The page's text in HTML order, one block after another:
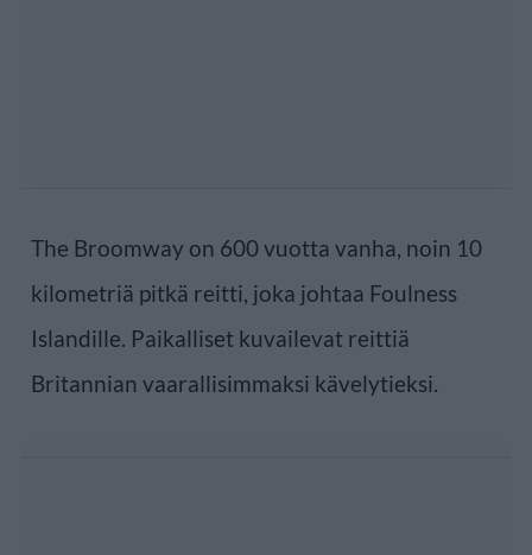
The Broomway on 600 vuotta vanha, noin 10
kilometriä pitkä reitti, joka johtaa Foulness
Islandille. Paikalliset kuvailevat reittiä
Britannian vaarallisimmaksi kävelytieksi.